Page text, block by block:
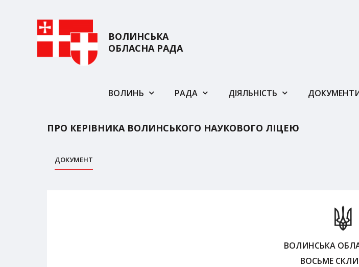
ВОЛИНСЬКА
ОБЛАСНА РАДА
ВОЛИНЬ РАДА ДІЯЛЬНІСТЬ
ПРО КЕРІВНИКА ВОЛИНСЬКОГО НАУКОВОГО ЛІЦЕЮ
ДОКУМЕНТ
ВОЛИНСЬКА
ВОСЬМЕ